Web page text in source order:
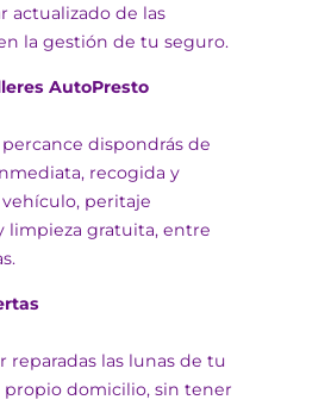
actualizado de las
la gestión de tu seguro.
AutoPresto
dispondrás de
recogida y
peritaje
limpieza gratuita, entre
reparadas las lunas de tu
domicilio, sin tener